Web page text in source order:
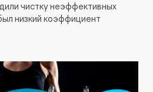
чистку неэффективных
низкий коэффициент